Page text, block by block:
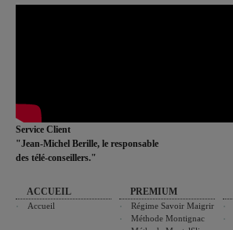
Service Client
"Jean-Michel Berille, le responsable
des télé-conseillers."
ACCUEIL
Accueil
PREMIUM
Régime Savoir Maigrir
Méthode Montignac